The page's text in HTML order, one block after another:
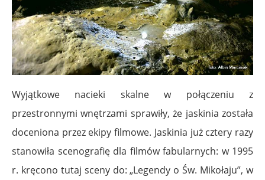
Wyjątkowe nacieki skalne w połączeniu z
przestronnymi wnętrzami sprawiły, że jaskinia została
doceniona przez ekipy filmowe. Jaskinia już cztery razy
stanowiła scenografię dla filmów fabularnych: w 1995
r. kręcono tutaj sceny do: „Legendy o Św. Mikołaju”, w